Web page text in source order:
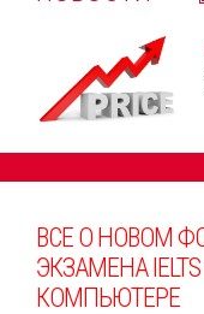
ВСЕ О НОВОМ
ЭКЗАМЕНА IELTS
КОМПЬЮТЕРЕ